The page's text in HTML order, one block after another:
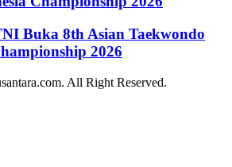
Buka 8th Asian Taekwondo
2026
All Right Reserved.